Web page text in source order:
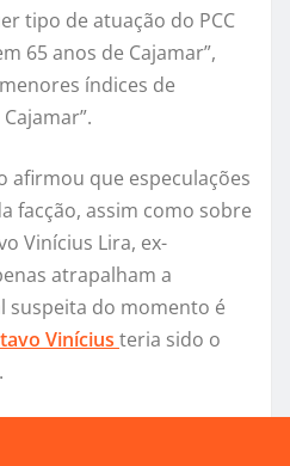
tipo de atuação do PCC
65 anos de Cajamar”,
índices de
afirmou que especulações
facção, assim como sobre
Vinícius Lira, ex-
atrapalham a
suspeita do momento é
Vinícius teria sido o